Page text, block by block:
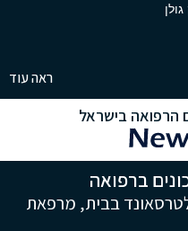
ראה עוד
הרפואה בישראל
ברפואה
בבית, מרפאת